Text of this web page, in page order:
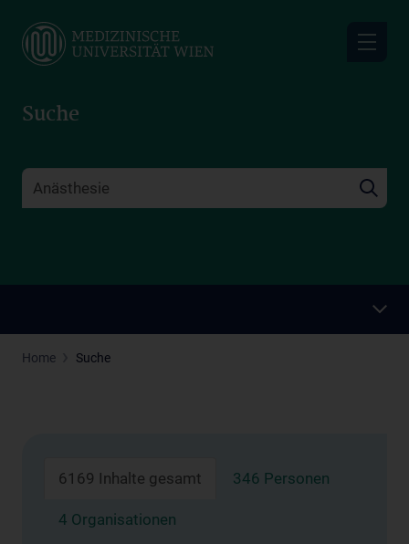
main
Suche
Home Suche
6169 Inhalte gesamt 346 Personen
4 Organisationen